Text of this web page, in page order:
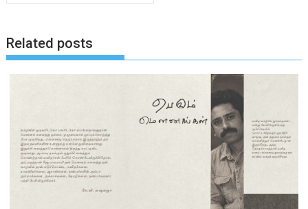
Related posts